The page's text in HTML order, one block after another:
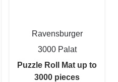
Ravensburger
3000 Palat
Puzzle Roll Mat up to
3000 pieces